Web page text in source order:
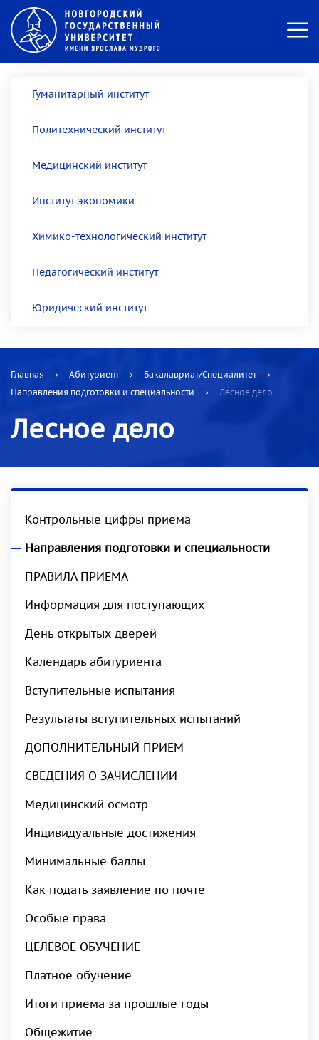
Гуманитарный институт
Политехнический институт
Медицинский институт
Институт экономики
Химико-технологический институт
Педагогический институт
Юридический институт
Главная Абитуриент
Бакалавриат/Специалитет
Направления подготовки и специальности
Лесное дело
Лесное дело
Контрольные цифры приема
Направления подготовки и специальности
ПРАВИЛА ПРИЕМА
Информация для поступающих
День открытых дверей
Календарь абитуриента
Вступительные испытания
Результаты вступительных испытаний
ДОПОЛНИТЕЛЬНЫЙ ПРИЕМ
СВЕДЕНИЯ О ЗАЧИСЛЕНИИ
Медицинский осмотр
Индивидуальные достижения
Минимальные баллы
Как подать заявление по почте
Особые права
ЦЕЛЕВОЕ ОБУЧЕНИЕ
Платное обучение
Итоги приема за прошлые годы
Общежитие